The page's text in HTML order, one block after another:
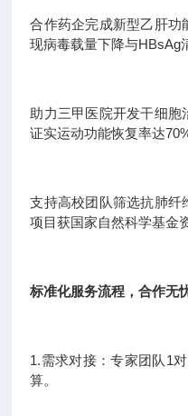
合作药企完成新型乙肝功
现病毒载量下降与HBsAg
助力三甲医院开发干细胞
证实运动功能恢复率达70%
支持高校团队筛选抗肺纤
项目获国家自然科学基金
标准化服务流程，合作无
1.需求对接：专家团队1
算。